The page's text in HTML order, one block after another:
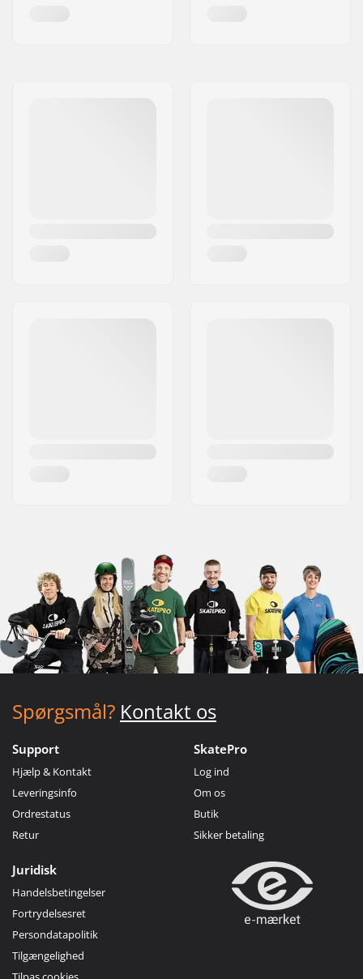
Spørgsmål? Kontakt os
Support
Hjælp & Kontakt
Leveringsinfo
Ordrestatus
Retur
SkatePro
Log ind
Om os
Butik
Sikker betaling
Juridisk
Handelsbetingelser
Fortrydelsesret
Persondatapolitik
Tilgængelighed